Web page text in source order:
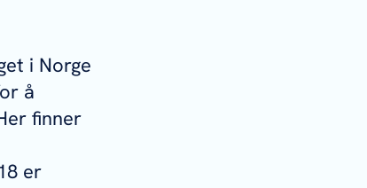
i Norge
å
finner
er